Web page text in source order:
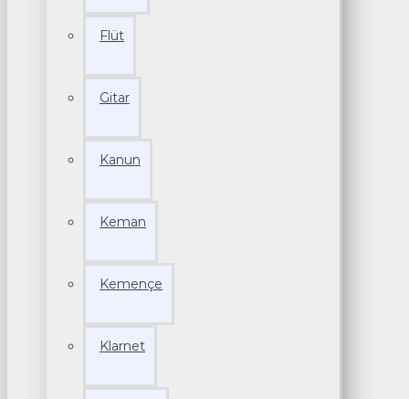
Flüt
Gitar
Kanun
Keman
Kemençe
Klarnet